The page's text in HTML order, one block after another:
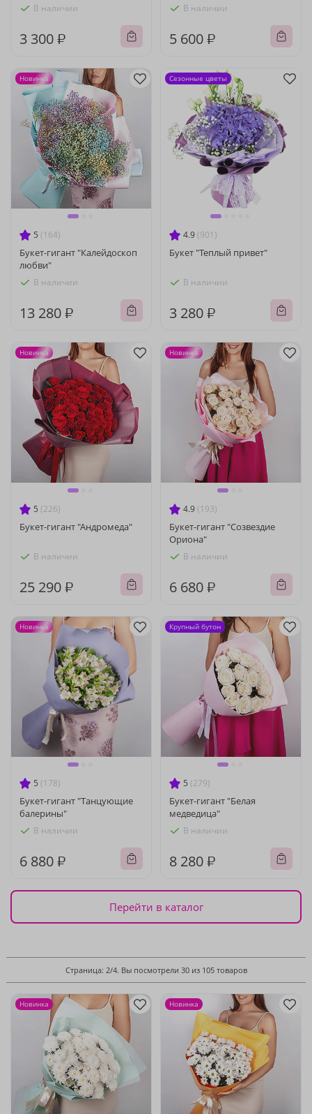
В наличии
3 300 ₽
В наличии
5 600 ₽
5 (164)
Букет-гигант "Калейдоскоп
любви"
В наличии
13 280 ₽
Новинка
4.9 (901)
Букет "Теплый привет"
В наличии
3 280 ₽
Сезонные цветы
5 (226)
Букет-гигант "Андромеда"
В наличии
25 290 ₽
Новинка
4.9 (193)
Букет-гигант "Созвездие
Ориона"
В наличии
6 680 ₽
Новинка
5 (178)
Букет-гигант "Танцующие
балерины"
В наличии
6 880 ₽
Новинка
5 (279)
Букет-гигант "Белая
медведица"
В наличии
8 280 ₽
Крупный бутон
Перейти в каталог
Страница: 2/4. Вы посмотрели 30 из 105 товаров
Новинка Новинка